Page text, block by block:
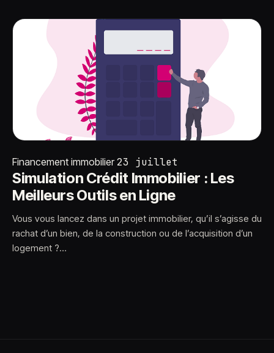
Financement immobilier 23 juillet
Simulation Crédit Immobilier : Les
Meilleurs Outils en Ligne
Vous vous lancez dans un projet immobilier, qu’il s’agisse du
rachat d’un bien, de la construction ou de l’acquisition d’un
logement ?…